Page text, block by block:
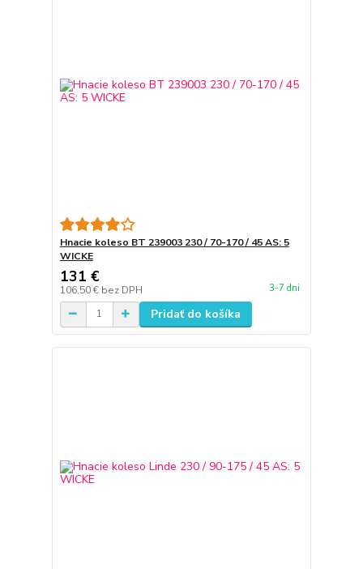
Hnacie koleso BT 239003 230 / 70-170 / 45 AS: 5
WICKE
131 €
106,50 € bez DPH 3-7 dni
Pridať do košíka